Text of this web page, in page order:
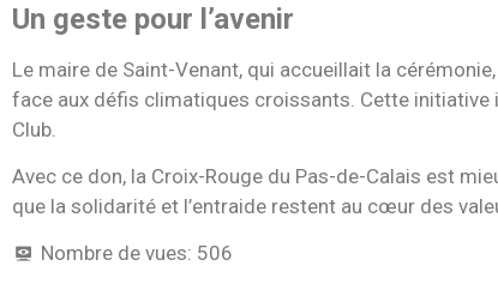
Un geste pour l’avenir
Le maire de Saint-Venant, qui accueillait la
face aux défis climatiques croissants. Cette
Club.
Avec ce don, la Croix-Rouge du Pas-de-Calais est
que la solidarité et l’entraide restent au cœur des
Nombre de vues: 506